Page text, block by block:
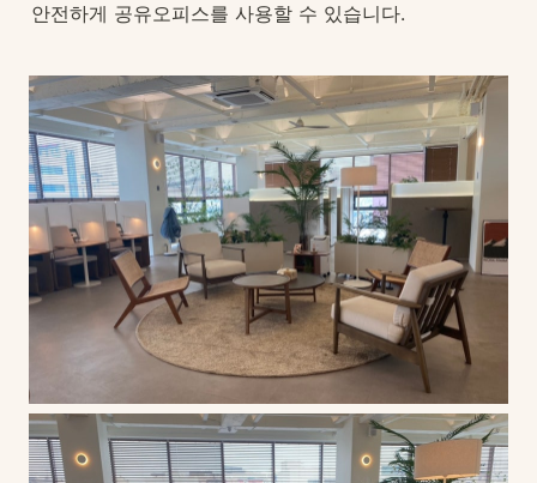
안전하게 공유오피스를 사용할 수 있습니다.